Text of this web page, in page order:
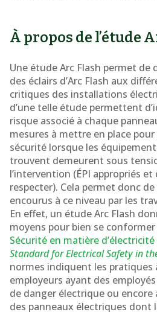
À propos de l’étude
Une étude Arc Flash permet de
des éclairs d’Arc Flash aux
critiques des installations
d’une telle étude permettent
risque associé à chaque
mesures à mettre en place
sécurité lorsque les
trouvent demeurent sous
l’intervention (ÉPI appropriés et
respecter). Cela permet donc
encourus à ce niveau par les
En effet, un étude Arc Flash
moyens pour bien se
Sécurité en matière
Standard for Electrical Safety in
normes indiquent les pratiques
employeurs ayant des
de danger électrique ou encore
des panneaux électriques dont